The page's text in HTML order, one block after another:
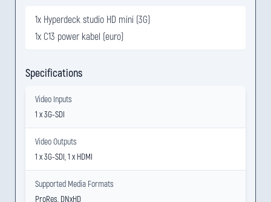
1x Hyperdeck studio HD mini (3G)
1x C13 power kabel (euro)
Specifications
Video Inputs
1 x 3G-SDI
Video Outputs
1 x 3G-SDI, 1 x HDMI
Supported Media Formats
ProRes, DNxHD